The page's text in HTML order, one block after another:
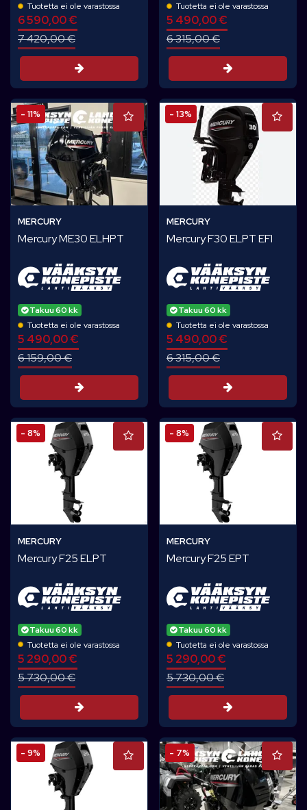
Tuotetta ei ole varastossa
6 590,00 €
7 420,00 €
Tarjouspyyntö
Tuotetta ei ole varastossa
5 490,00 €
6 315,00 €
- 11%
MERCURY
Mercury ME30 ELHPT
Takuu 60 kk
Tuotetta ei ole varastossa
5 490,00 €
6 159,00 €
Tarjouspyyntö
- 13%
MERCURY
Mercury F30 ELPT EFI
Takuu 60 kk
Tuotetta ei ole varastossa
5 490,00 €
6 315,00 €
- 8%
MERCURY
Mercury F25 ELPT
Takuu 60 kk
Tuotetta ei ole varastossa
5 290,00 €
5 730,00 €
Tarjouspyyntö
- 8%
MERCURY
Mercury F25 EPT
Takuu 60 kk
Tuotetta ei ole varastossa
5 290,00 €
5 730,00 €
- 9% - 7%